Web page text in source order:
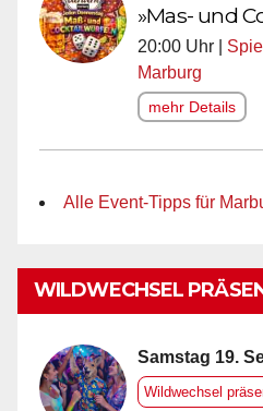
»Mas- und
20:00 Uhr | Spiel
Marburg
mehr Details
Alle Event-Tipps für
WILDWECHSEL
Samstag 19.
Wildwechsel